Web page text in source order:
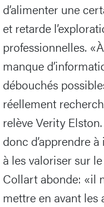
d’alimenter une
et retarde
professionnelles.
manque
débouchés
réellement
relève Verity
donc d’apprendre
à les valoriser sur
Collart abonde: «il
mettre en avant les